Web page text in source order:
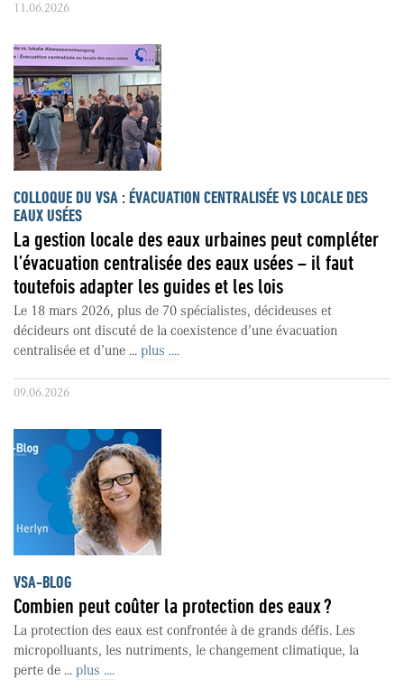
11.06.2026
COLLOQUE DU VSA : ÉVACUATION CENTRALISÉE VS LOCALE DES
EAUX USÉES
La gestion locale des eaux urbaines peut compléter
l’évacuation centralisée des eaux usées – il faut
toutefois adapter les guides et les lois
Le 18 mars 2026, plus de 70 spécialistes, décideuses et
décideurs ont discuté de la coexistence d’une évacuation
centralisée et d’une ... plus ....
09.06.2026
VSA-BLOG
Combien peut coûter la protection des eaux ?
La protection des eaux est confrontée à de grands défis. Les
micropolluants, les nutriments, le changement climatique, la
perte de ... plus ....